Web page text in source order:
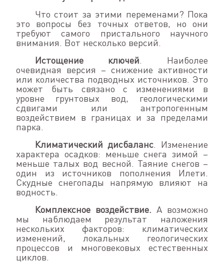
Что стоит за этими переменами? Пока
это вопросы без точных ответов, но они
требуют самого пристального научного
внимания. Вот несколько версий.
Истощение ключей. Наиболее
очевидная версия – снижение активности
или количества подводных источников. Это
может быть связано с изменениями в
уровне грунтовых вод, геологическими
сдвигами или антропогенным
воздействием в границах и за пределами
парка.
Климатический дисбаланс. Изменение
характера осадков: меньше снега зимой –
меньше талых вод весной. Таяние снегов –
один из источников пополнения Илети.
Скудные снегопады напрямую влияют на
водность.
Комплексное воздействие. А возможно
мы наблюдаем результат наложения
нескольких факторов: климатических
изменений, локальных геологических
процессов и многовековых естественных
циклов.